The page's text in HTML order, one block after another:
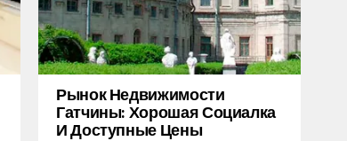
Рынок Недвижимости
Гатчины: Хорошая Социалка
И Доступные Цены